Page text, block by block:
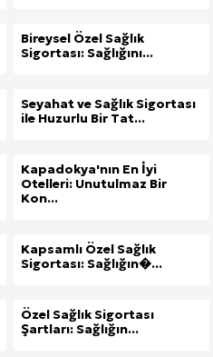
Bireysel Özel Sağlık
Sigortası: Sağlığını...
Seyahat ve Sağlık Sigortası
ile Huzurlu Bir Tat...
Kapadokya'nın En İyi
Otelleri: Unutulmaz Bir
Kon...
Kapsamlı Özel Sağlık
Sigortası: Sağlığın�...
Özel Sağlık Sigortası
Şartları: Sağlığın...